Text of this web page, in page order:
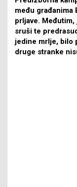
među građanima
prljave.
sruši te
jedine mrlje, bilo
druge stranke